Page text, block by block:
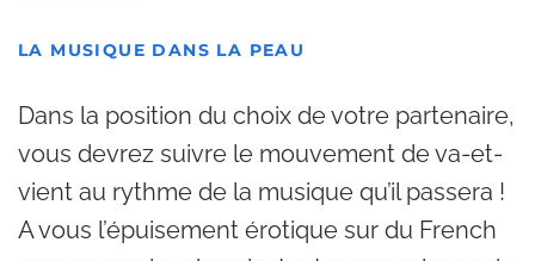
LA MUSIQUE DANS LA PEAU
Dans la position du choix de votre partenaire,
vous devrez suivre le mouvement de va-et-
vient au rythme de la musique qu’il passera !
A vous l’épuisement érotique sur du French